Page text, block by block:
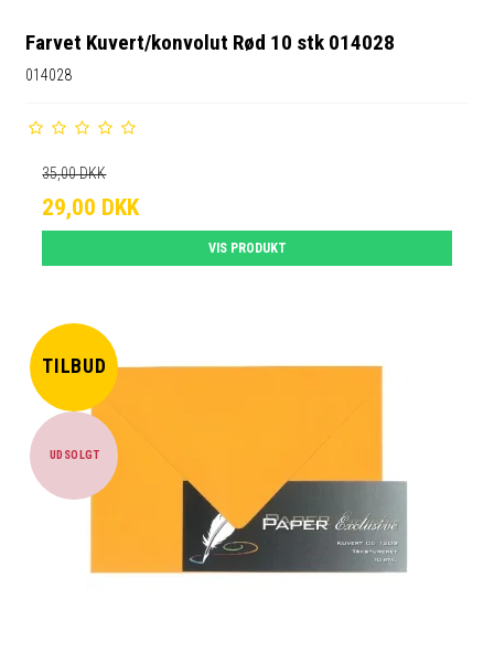
Farvet Kuvert/konvolut Rød 10 stk 014028
014028
35,00 DKK
29,00 DKK
VIS PRODUKT
TILBUD
UDSOLGT